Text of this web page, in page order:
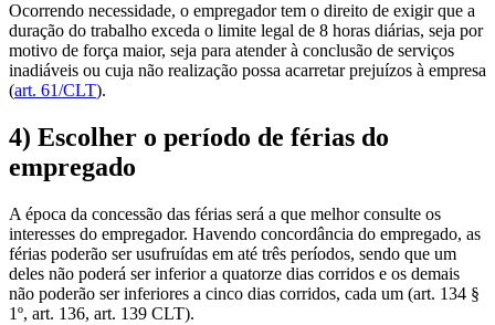
Ocorrendo necessidade, o empregador tem o direito de exigir que a
duração do trabalho exceda o limite legal de 8 horas diárias, seja por
motivo de força maior, seja para atender à conclusão de serviços
inadiáveis ou cuja não realização possa acarretar prejuízos à empresa
(art. 61/CLT).
4) Escolher o período de férias do
empregado
A época da concessão das férias será a que melhor consulte os
interesses do empregador. Havendo concordância do empregado, as
férias poderão ser usufruídas em até três períodos, sendo que um
deles não poderá ser inferior a quatorze dias corridos e os demais
não poderão ser inferiores a cinco dias corridos, cada um (art. 134 §
1º, art. 136, art. 139 CLT).